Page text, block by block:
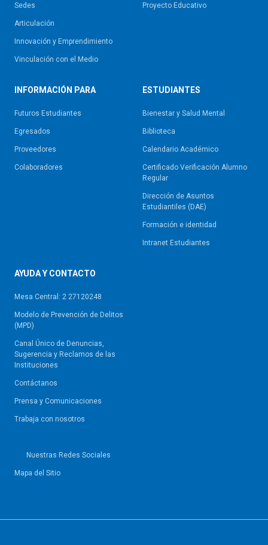
Sedes
Articulación
Innovación y Emprendimiento
Vinculación con el Medio
Proyecto Educativo
INFORMACIÓN PARA
Futuros Estudiantes
Egresados
Proveedores
Colaboradores
ESTUDIANTES
Bienestar y Salud Mental
Biblioteca
Calendario Académico
Certificado Verificación Alumno
Regular
Dirección de Asuntos
Estudiantiles (DAE)
Formación e identidad
Intranet Estudiantes
AYUDA Y CONTACTO
Mesa Central: 2 27120248
Modelo de Prevención de Delitos
(MPD)
Canal Único de Denuncias,
Sugerencia y Reclamos de las
Instituciones
Contáctanos
Prensa y Comunicaciones
Trabaja con nosotros
Nuestras Redes Sociales
Mapa del Sitio